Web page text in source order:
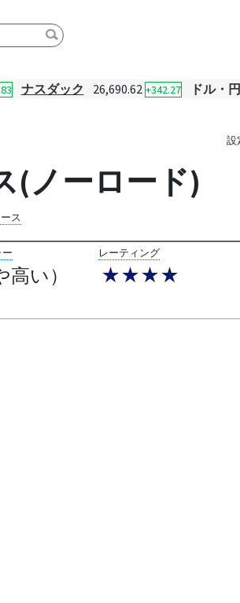
ナスダック 26,690.62 +342.27 ドル・円
設
(ノーロード)
ス
い）
レーティング
★★★★